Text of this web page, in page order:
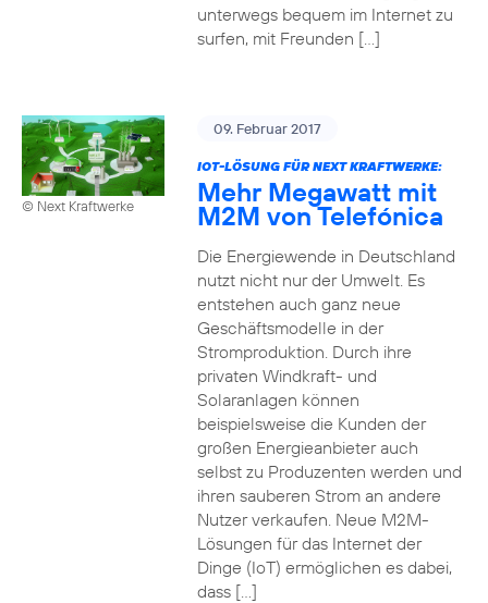
unterwegs bequem im Internet zu
surfen, mit Freunden […]
© Next Kraftwerke
09. Februar 2017
IOT-LÖSUNG FÜR NEXT KRAFTWERKE:
Mehr Megawatt mit
M2M von Telefónica
Die Energiewende in Deutschland
nutzt nicht nur der Umwelt. Es
entstehen auch ganz neue
Geschäftsmodelle in der
Stromproduktion. Durch ihre
privaten Windkraft- und
Solaranlagen können
beispielsweise die Kunden der
großen Energieanbieter auch
selbst zu Produzenten werden und
ihren sauberen Strom an andere
Nutzer verkaufen. Neue M2M-
Lösungen für das Internet der
Dinge (IoT) ermöglichen es dabei,
dass […]